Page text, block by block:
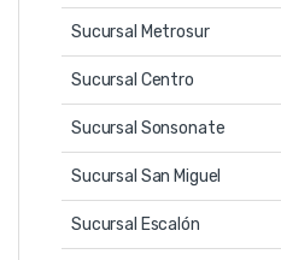
Sucursal Metrosur
Sucursal Centro
Sucursal Sonsonate
Sucursal San Miguel
Sucursal Escalón